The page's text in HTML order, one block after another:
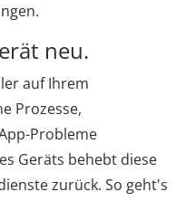
neu.
auf Ihrem
Prozesse,
Probleme
Geräts behebt diese
zurück. So geht's